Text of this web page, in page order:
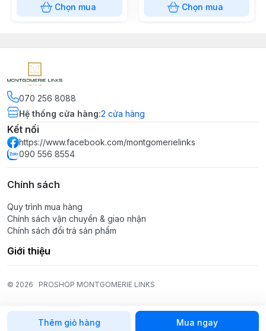
Thêm giỏ hàng Mua ngay
Chọn mua Chọn mua
070 256 8088
Hệ thống cửa hàng:2 cửa hàng
Kết nối
https://www.facebook.com/montgomerielinks
090 556 8554
Chính sách
Quy trình mua hàng
Chính sách vận chuyển & giao nhận
Chính sách đổi trả sản phẩm
Giới thiệu
© 2026 PROSHOP MONTGOMERIE LINKS